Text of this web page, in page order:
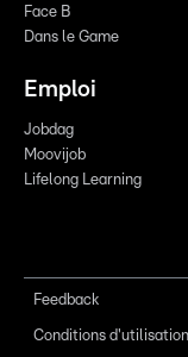
Face B
Dans le Game
Emploi
Jobdag
Moovijob
Lifelong Learning
Feedback
Conditions d'utilisation